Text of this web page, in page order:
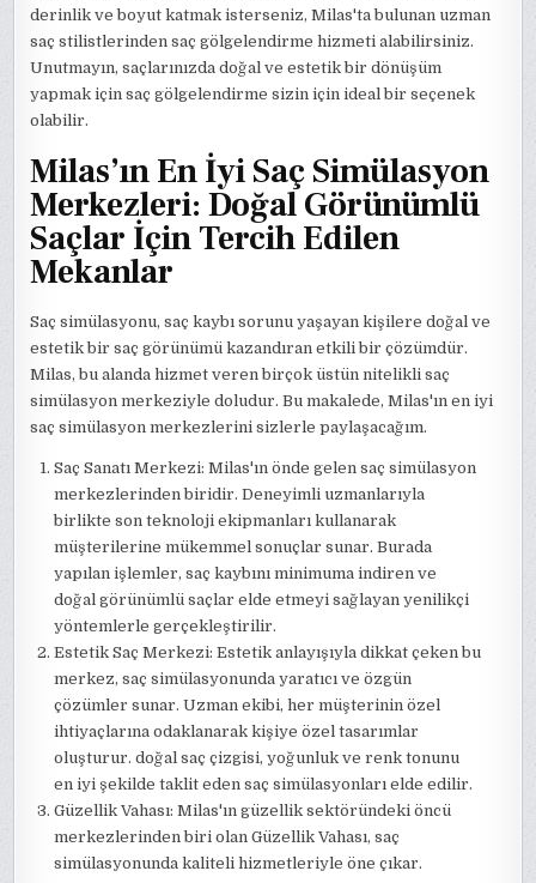
derinlik ve boyut katmak isterseniz, Milas'ta bulunan uzman
saç stilistlerinden saç gölgelendirme hizmeti alabilirsiniz.
Unutmayın, saçlarınızda doğal ve estetik bir dönüşüm
yapmak için saç gölgelendirme sizin için ideal bir seçenek
olabilir.
Milas’ın En İyi Saç Simülasyon
Merkezleri: Doğal Görünümlü
Saçlar İçin Tercih Edilen
Mekanlar
Saç simülasyonu, saç kaybı sorunu yaşayan kişilere doğal ve
estetik bir saç görünümü kazandıran etkili bir çözümdür.
Milas, bu alanda hizmet veren birçok üstün nitelikli saç
simülasyon merkeziyle doludur. Bu makalede, Milas'ın en iyi
saç simülasyon merkezlerini sizlerle paylaşacağım.
Saç Sanatı Merkezi: Milas'ın önde gelen saç simülasyon
merkezlerinden biridir. Deneyimli uzmanlarıyla
birlikte son teknoloji ekipmanları kullanarak
müşterilerine mükemmel sonuçlar sunar. Burada
yapılan işlemler, saç kaybını minimuma indiren ve
doğal görünümlü saçlar elde etmeyi sağlayan yenilikçi
yöntemlerle gerçekleştirilir.
Estetik Saç Merkezi: Estetik anlayışıyla dikkat çeken bu
merkez, saç simülasyonunda yaratıcı ve özgün
çözümler sunar. Uzman ekibi, her müşterinin özel
ihtiyaçlarına odaklanarak kişiye özel tasarımlar
oluşturur. doğal saç çizgisi, yoğunluk ve renk tonunu
en iyi şekilde taklit eden saç simülasyonları elde edilir.
Güzellik Vahası: Milas'ın güzellik sektöründeki öncü
merkezlerinden biri olan Güzellik Vahası, saç
simülasyonunda kaliteli hizmetleriyle öne çıkar.